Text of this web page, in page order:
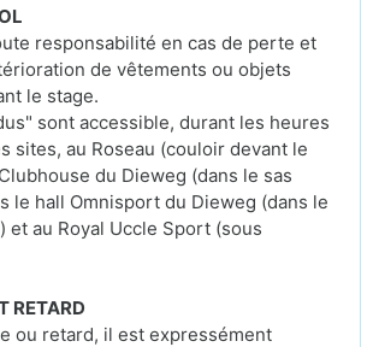
responsabilité en cas de perte et
de vêtements ou objets
le stage.
sont accessible, durant les heures
sites, au Roseau (couloir devant le
du Dieweg (dans le sas
le hall Omnisport du Dieweg (dans le
et au Royal Uccle Sport (sous
RETARD
ou retard, il est expressément